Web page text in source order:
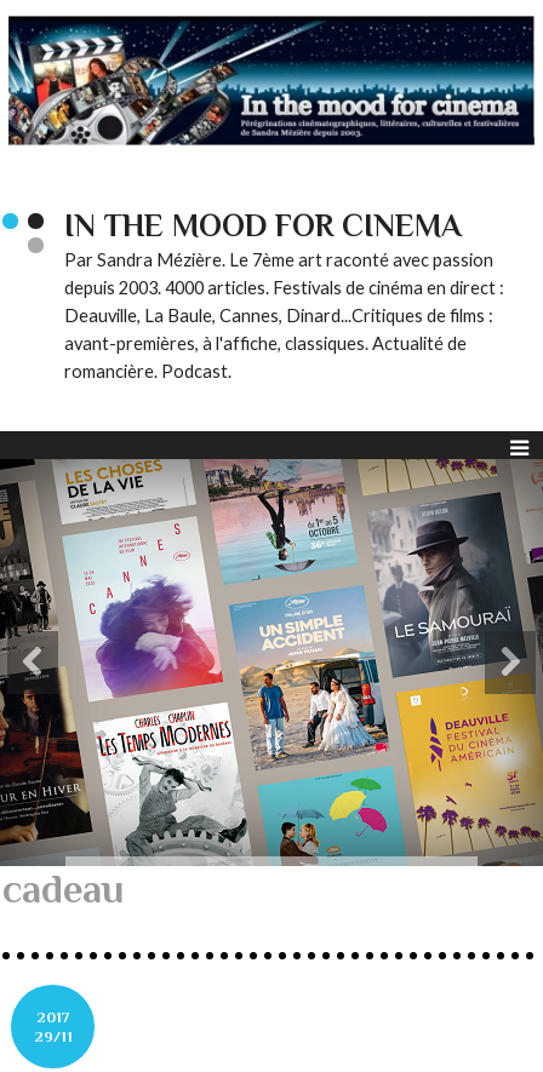
IN THE MOOD FOR CINEMA
Par Sandra Mézière. Le 7ème art raconté avec passion
depuis 2003. 4000 articles. Festivals de cinéma en direct :
Deauville, La Baule, Cannes, Dinard...Critiques de films :
avant-premières, à l'affiche, classiques. Actualité de
romancière. Podcast.
cadeau
2017
29/11